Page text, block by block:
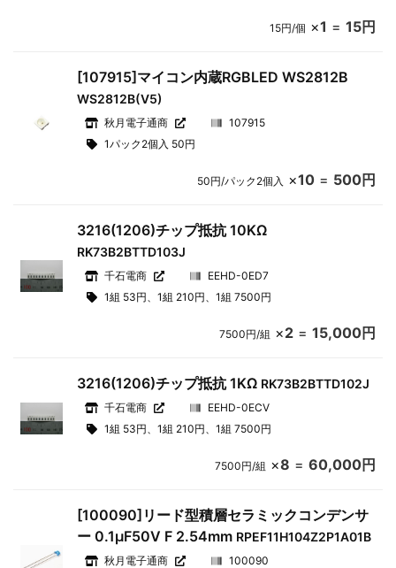
15円/個 ×1 = 15円
[107915]マイコン内蔵RGBLED WS2812B
WS2812B(V5)
秋月電子通商
107915
1パック2個入 50円
50円/パック2個入 ×10= 500円
3216(1206)チップ抵抗 10KΩ
RK73B2BTTD103J
千石電商
EEHD-0ED7
1組 53円、1組 210円、1組 7500円
7500円/組 ×2= 15,000円
3216(1206)チップ抵抗 1KΩ RK73B2BTTD102J
千石電商
EEHD-0ECV
1組 53円、1組 210円、1組 7500円
7500円/組 ×8 = 60,000円
[100090]リード型積層セラミックコンデンサ
ー 0.1μF50V F 2.54mm RPEF11H104Z2P1A01B
秋月電子通商
100090